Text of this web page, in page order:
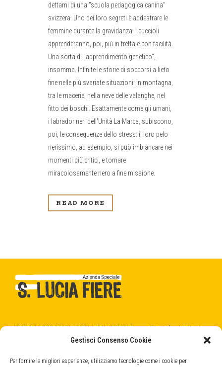
Gestisci Consenso Cookie
Per fornire le migliori esperienze, utilizziamo tecnologie come i cookie per
dettami di una "scuola pedagogica canina"
svizzera. Uno dei loro segreti è addestrare le
femmine durante la gravidanza: i cuccioli
apprenderanno, poi, più in fretta e con facilità.
Una sorta di "apprendimento genetico",
insomma. Infinite le storie di soccorsi a lieto
fine nelle più svariate situazioni: in montagna,
tra le macerie, nella neve delle valanghe, nel
fitto dei boschi. Esattamente come gli umani,
i labrador neri dell'Unità La Marca, subiscono,
poi, le conseguenze dello stress: il loro pelo
nerissimo, ad esempio, si può imbiancare nei
momenti più critici, e tornare
miracolosamente nero a fine missione.
READ MORE
AZIENDA SPECIALE SANTA LUCIA FIEREPiazza 28 ottobre 1918 n.1
31025 Santa Lucia di Piave (TV)
cod. SDI -5RUO82D